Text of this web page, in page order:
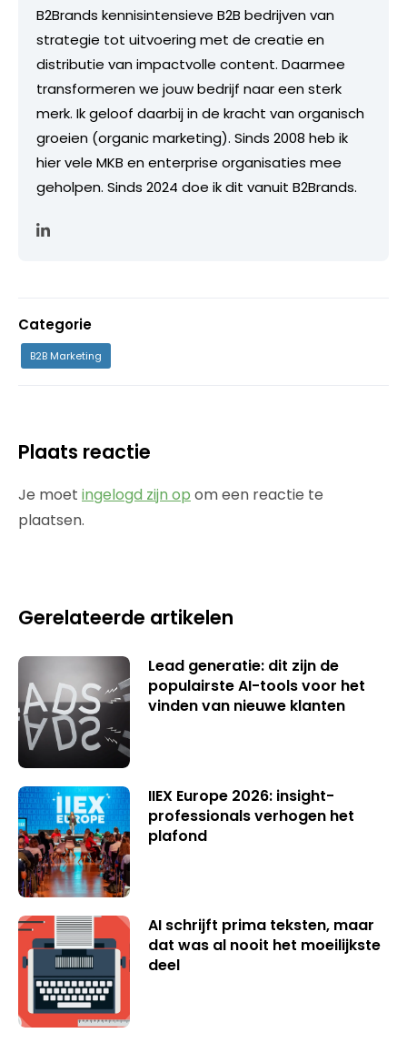
B2Brands kennisintensieve B2B bedrijven van
strategie tot uitvoering met de creatie en
distributie van impactvolle content. Daarmee
transformeren we jouw bedrijf naar een sterk
merk. Ik geloof daarbij in de kracht van organisch
groeien (organic marketing). Sinds 2008 heb ik
hier vele MKB en enterprise organisaties mee
geholpen. Sinds 2024 doe ik dit vanuit B2Brands.
Categorie
B2B Marketing
Plaats reactie
Je moet ingelogd zijn op om een reactie te
plaatsen.
Gerelateerde artikelen
Lead generatie: dit zijn de
populairste AI-tools voor het
vinden van nieuwe klanten
IIEX Europe 2026: insight-
professionals verhogen het
plafond
AI schrijft prima teksten, maar
dat was al nooit het moeilijkste
deel